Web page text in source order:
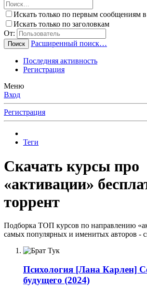
Искать только по первым сообщениям
Искать только по заголовкам
От:
Поиск Расширенный поиск…
Последняя активность
Регистрация
Меню
Вход
Регистрация
Теги
Скачать курсы про
«активации»
торрент
Подборка ТОП курсов по направлению
самых популярных и именитых авторов -
Психология [Лана Карлен]
будущего (2024)